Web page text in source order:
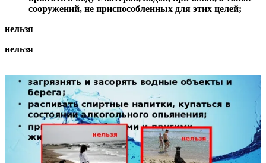
сооружений, не приспособленных для этих целей;
нельзя
нельзя